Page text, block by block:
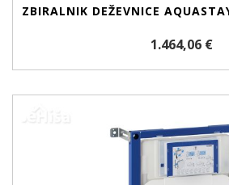
ZBIRALNIK DEŽEVNICE
1.464,06 €